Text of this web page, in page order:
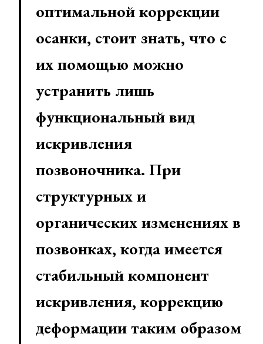
оптимальной коррекции
осанки, стоит знать, что с
их помощью можно
устранить лишь
функциональный вид
искривления
позвоночника. При
структурных и
органических изменениях в
позвонках, когда имеется
стабильный компонент
искривления, коррекцию
деформации таким образом